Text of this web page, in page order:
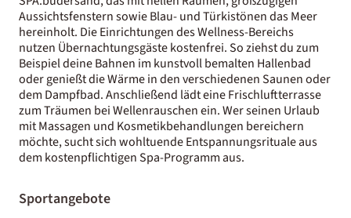
Aussichtsfenstern sowie Blau- und Türkistönen das Meer
hereinholt. Die Einrichtungen des Wellness-Bereichs
nutzen Übernachtungsgäste kostenfrei. So ziehst du zum
Beispiel deine Bahnen im kunstvoll bemalten Hallenbad
oder genießt die Wärme in den verschiedenen Saunen oder
dem Dampfbad. Anschließend lädt eine Frischluftterrasse
zum Träumen bei Wellenrauschen ein. Wer seinen Urlaub
mit Massagen und Kosmetikbehandlungen bereichern
möchte, sucht sich wohltuende Entspannungsrituale aus
dem kostenpflichtigen Spa-Programm aus.
Sportangebote